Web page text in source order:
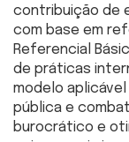
contribuição de
com base em
Referencial
de práticas
modelo
pública e
burocrático e